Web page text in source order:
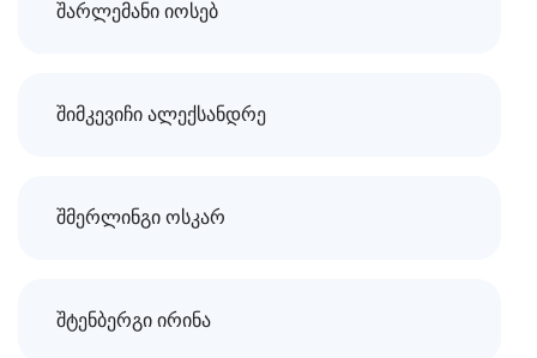
შარლემანი იოსებ
შიმკევიჩი ალექსანდრე
შმერლინგი ოსკარ
შტენბერგი ირინა